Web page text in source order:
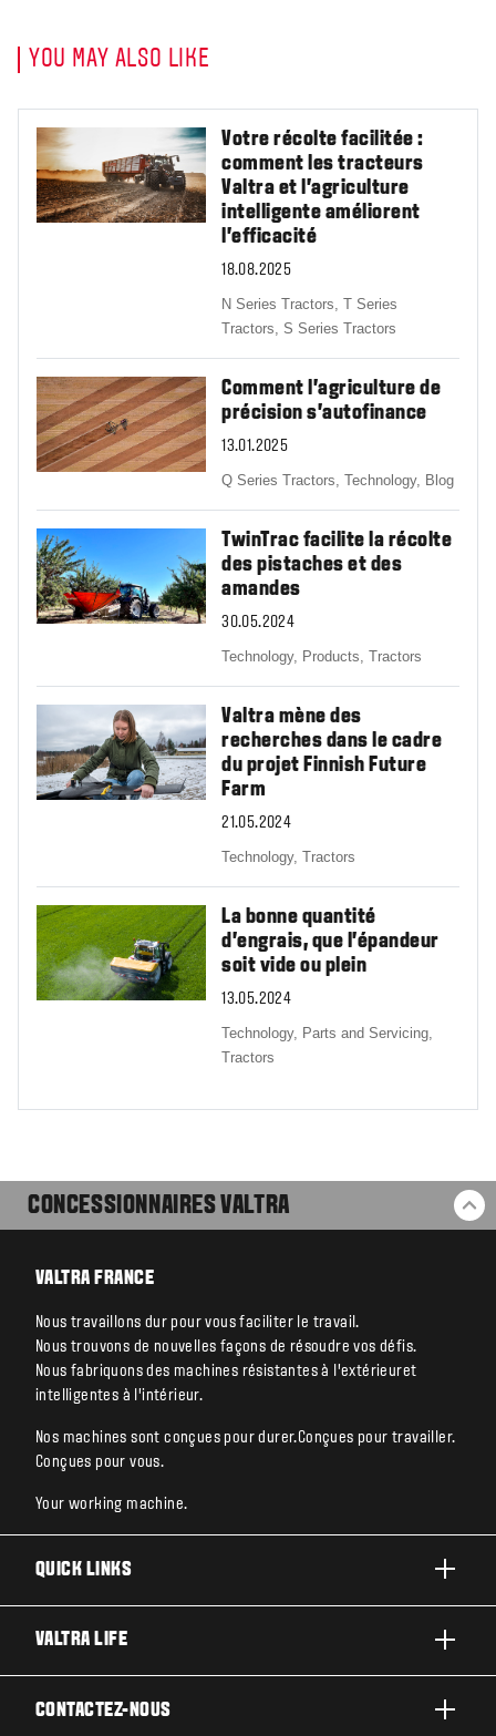
YOU MAY ALSO LIKE
Votre récolte facilitée :
comment les tracteurs
Valtra et l’agriculture
intelligente améliorent
l’efficacité
18.08.2025
N Series Tractors,T Series
Tractors,S Series Tractors
Comment l'agriculture de
précision s'autofinance
13.01.2025
Q Series Tractors,Technology, Blog
TwinTrac facilite la récolte
des pistaches et des
amandes
30.05.2024
Technology, Products,Tractors
Valtra mène des
recherches dans le cadre
du projet Finnish Future
Farm
21.05.2024
Technology,Tractors
La bonne quantité
d’engrais, que l’épandeur
soit vide ou plein
13.05.2024
Technology, Parts and Servicing,
Tractors
CONCESSIONNAIRES VALTRA
VALTRA FRANCE
Nous travaillons dur pour vous faciliter le travail.
Nous trouvons de nouvelles façons de résoudre vos défis.
Nous fabriquons des machines résistantes à l’extérieuret
intelligentes à l’intérieur.
Nos machines sont conçues pour durer.Conçues pour travailler.
Conçues pour vous.
Your working machine.
QUICK LINKS
TECHNOLOGIES
VALTRA LIFE
CONTACTEZ-NOUS